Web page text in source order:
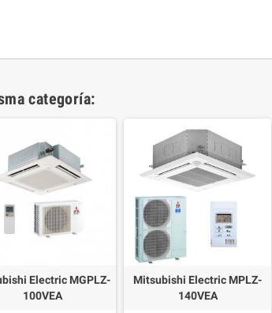
categoría:
Electric MGPLZ-
100VEA
Mitsubishi Electric MPLZ-
140VEA